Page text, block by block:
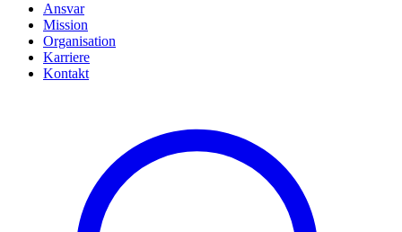
Ansvar
Mission
Organisation
Karriere
Kontakt